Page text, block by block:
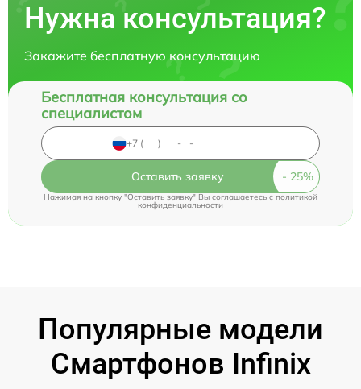
Нужна консультация?
Закажите бесплатную консультацию
Бесплатная консультация со
специалистом
Оставить заявку
Нажимая на кнопку "Оставить заявку" Вы соглашаетесь cполитикой
конфиденциальности
Популярные модели
Смартфонов Infinix